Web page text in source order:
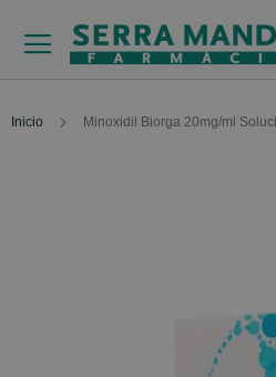
Inicio Minoxidil Biorga 20mg/ml